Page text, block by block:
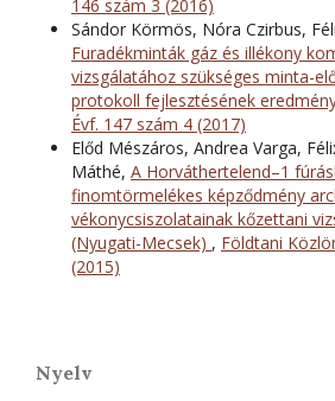
146 szám 3 (2016)
Sándor Körmös, Nóra Czirbus,
Furadékminták gáz és illékony
vizsgálatához szükséges minta-
protokoll fejlesztésének
Évf. 147 szám 4 (2017)
Előd Mészáros, Andrea Varga,
Máthé, A Horváthertelend–1
finomtörmelékes képződmény
vékonycsiszolatainak kőzettani
(Nyugati-Mecsek) , Földtani
(2015)
Nyelv